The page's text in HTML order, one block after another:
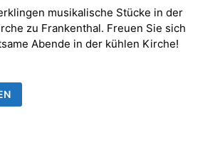
musikalische Stücke in der
zu Frankenthal. Freuen Sie sich
Abende in der kühlen Kirche!